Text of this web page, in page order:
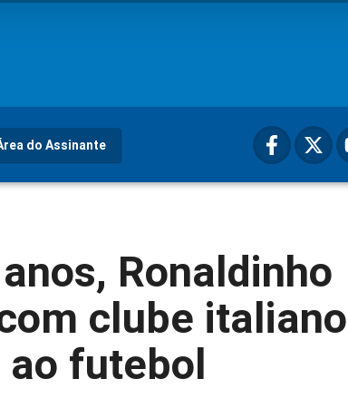
do Assinante
Ronaldinho
clube
futebol